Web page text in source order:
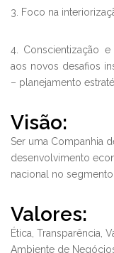
3. Foco na
4. Conscientização
aos novos desafios
– planejamento
Visão:
Ser uma Companhia
desenvolvimento
nacional no
Valores:
Ética, Transparência,
Ambiente de